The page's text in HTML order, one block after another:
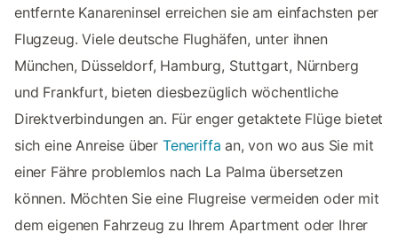
entfernte Kanareninsel erreichen sie am einfachsten per
Flugzeug. Viele deutsche Flughäfen, unter ihnen
München, Düsseldorf, Hamburg, Stuttgart, Nürnberg
und Frankfurt, bieten diesbezüglich wöchentliche
Direktverbindungen an. Für enger getaktete Flüge bietet
sich eine Anreise über Teneriffa an, von wo aus Sie mit
einer Fähre problemlos nach La Palma übersetzen
können. Möchten Sie eine Flugreise vermeiden oder mit
dem eigenen Fahrzeug zu Ihrem Apartment oder Ihrer